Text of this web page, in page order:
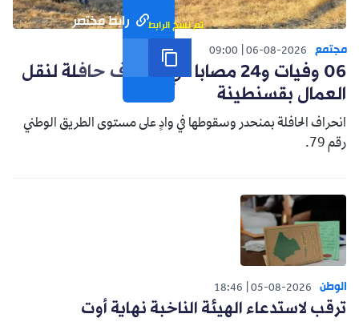
رابط مختصر تم نسخ الرابط
مجتمع 06-08-2026
09:00
06 وفيات و24 مصابا في انحراف حافلة لنقل
العمال بقسنطينة
انحراف الحافلة بمنحدر وسقوطها في وادٍ على مستوى الطريق الوطني
رقم 79.
الوطن 05-08-2026
18:46
ترقب لاستدعاء الهيئة الناخبة نهاية أوت